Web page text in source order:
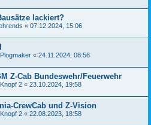
lackiert?
« 07.12.2024, 15:06
« 24.11.2024, 08:56
Z-Cab Bundeswehr/Feuerwehr
2 « 23.10.2024, 19:58
CrewCab und Z-Vision
2 « 22.08.2023, 18:58